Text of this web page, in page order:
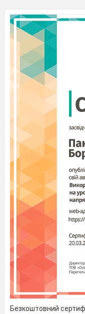
Безкоштовний